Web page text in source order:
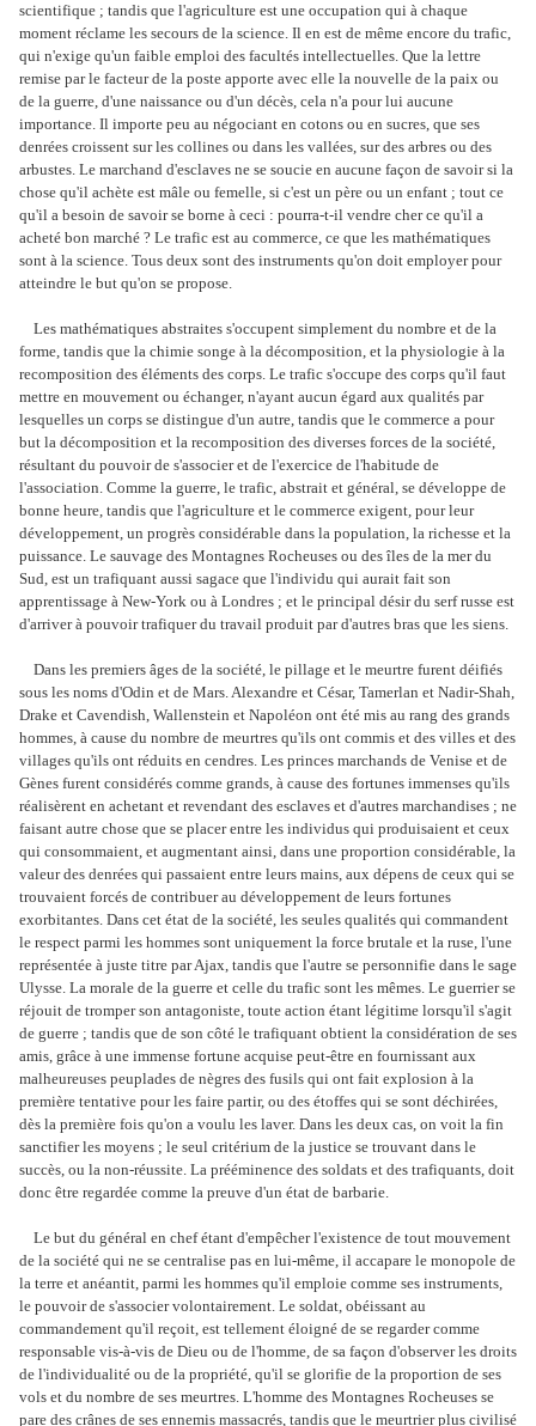
scientifique ; tandis que l'agriculture est une occupation qui à chaque
moment réclame les secours de la science. Il en est de même encore du trafic,
qui n'exige qu'un faible emploi des facultés intellectuelles. Que la lettre
remise par le facteur de la poste apporte avec elle la nouvelle de la paix ou
de la guerre, d'une naissance ou d'un décès, cela n'a pour lui aucune
importance. Il importe peu au négociant en cotons ou en sucres, que ses
denrées croissent sur les collines ou dans les vallées, sur des arbres ou des
arbustes. Le marchand d'esclaves ne se soucie en aucune façon de savoir si la
chose qu'il achète est mâle ou femelle, si c'est un père ou un enfant ; tout ce
qu'il a besoin de savoir se borne à ceci : pourra-t-il vendre cher ce qu'il a
acheté bon marché ? Le trafic est au commerce, ce que les mathématiques
sont à la science. Tous deux sont des instruments qu'on doit employer pour
atteindre le but qu'on se propose.
Les mathématiques abstraites s'occupent simplement du nombre et de la
forme, tandis que la chimie songe à la décomposition, et la physiologie à la
recomposition des éléments des corps. Le trafic s'occupe des corps qu'il faut
mettre en mouvement ou échanger, n'ayant aucun égard aux qualités par
lesquelles un corps se distingue d'un autre, tandis que le commerce a pour
but la décomposition et la recomposition des diverses forces de la société,
résultant du pouvoir de s'associer et de l'exercice de l'habitude de
l'association. Comme la guerre, le trafic, abstrait et général, se développe de
bonne heure, tandis que l'agriculture et le commerce exigent, pour leur
développement, un progrès considérable dans la population, la richesse et la
puissance. Le sauvage des Montagnes Rocheuses ou des îles de la mer du
Sud, est un trafiquant aussi sagace que l'individu qui aurait fait son
apprentissage à New-York ou à Londres ; et le principal désir du serf russe est
d'arriver à pouvoir trafiquer du travail produit par d'autres bras que les siens.
Dans les premiers âges de la société, le pillage et le meurtre furent déifiés
sous les noms d'Odin et de Mars. Alexandre et César, Tamerlan et Nadir-Shah,
Drake et Cavendish, Wallenstein et Napoléon ont été mis au rang des grands
hommes, à cause du nombre de meurtres qu'ils ont commis et des villes et des
villages qu'ils ont réduits en cendres. Les princes marchands de Venise et de
Gènes furent considérés comme grands, à cause des fortunes immenses qu'ils
réalisèrent en achetant et revendant des esclaves et d'autres marchandises ; ne
faisant autre chose que se placer entre les individus qui produisaient et ceux
qui consommaient, et augmentant ainsi, dans une proportion considérable, la
valeur des denrées qui passaient entre leurs mains, aux dépens de ceux qui se
trouvaient forcés de contribuer au développement de leurs fortunes
exorbitantes. Dans cet état de la société, les seules qualités qui commandent
le respect parmi les hommes sont uniquement la force brutale et la ruse, l'une
représentée à juste titre par Ajax, tandis que l'autre se personnifie dans le sage
Ulysse. La morale de la guerre et celle du trafic sont les mêmes. Le guerrier se
réjouit de tromper son antagoniste, toute action étant légitime lorsqu'il s'agit
de guerre ; tandis que de son côté le trafiquant obtient la considération de ses
amis, grâce à une immense fortune acquise peut-être en fournissant aux
malheureuses peuplades de nègres des fusils qui ont fait explosion à la
première tentative pour les faire partir, ou des étoffes qui se sont déchirées,
dès la première fois qu'on a voulu les laver. Dans les deux cas, on voit la fin
sanctifier les moyens ; le seul critérium de la justice se trouvant dans le
succès, ou la non-réussite. La prééminence des soldats et des trafiquants, doit
donc être regardée comme la preuve d'un état de barbarie.
Le but du général en chef étant d'empêcher l'existence de tout mouvement
de la société qui ne se centralise pas en lui-même, il accapare le monopole de
la terre et anéantit, parmi les hommes qu'il emploie comme ses instruments,
le pouvoir de s'associer volontairement. Le soldat, obéissant au
commandement qu'il reçoit, est tellement éloigné de se regarder comme
responsable vis-à-vis de Dieu ou de l'homme, de sa façon d'observer les droits
de l'individualité ou de la propriété, qu'il se glorifie de la proportion de ses
vols et du nombre de ses meurtres. L'homme des Montagnes Rocheuses se
pare des crânes de ses ennemis massacrés, tandis que le meurtrier plus civilisé